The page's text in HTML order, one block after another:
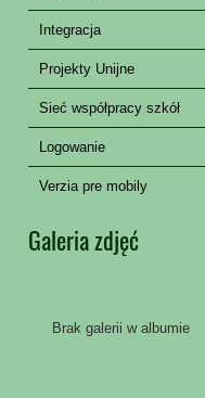
Integracja
Projekty Unijne
Sieć współpracy szkół
Logowanie
Verzia pre mobily
Galeria zdjęć
Brak galerii w albumie